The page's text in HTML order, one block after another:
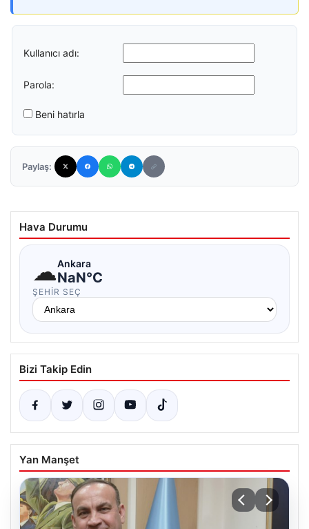
Kullanıcı adı:
Parola:
Beni hatırla
Paylaş:
Hava Durumu
☁Ankara
NaN°C
ŞEHIR SEÇ
Bizi Takip Edin
Yan Manşet